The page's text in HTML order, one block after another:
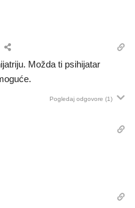
Možda ti psihijatar
Pogledaj odgovore (1)